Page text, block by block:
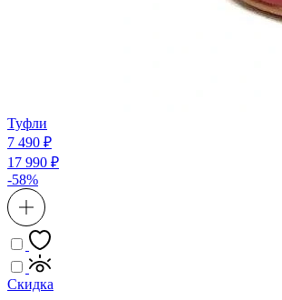
Туфли
7 490 ₽
17 990 ₽
-58%
Скидка